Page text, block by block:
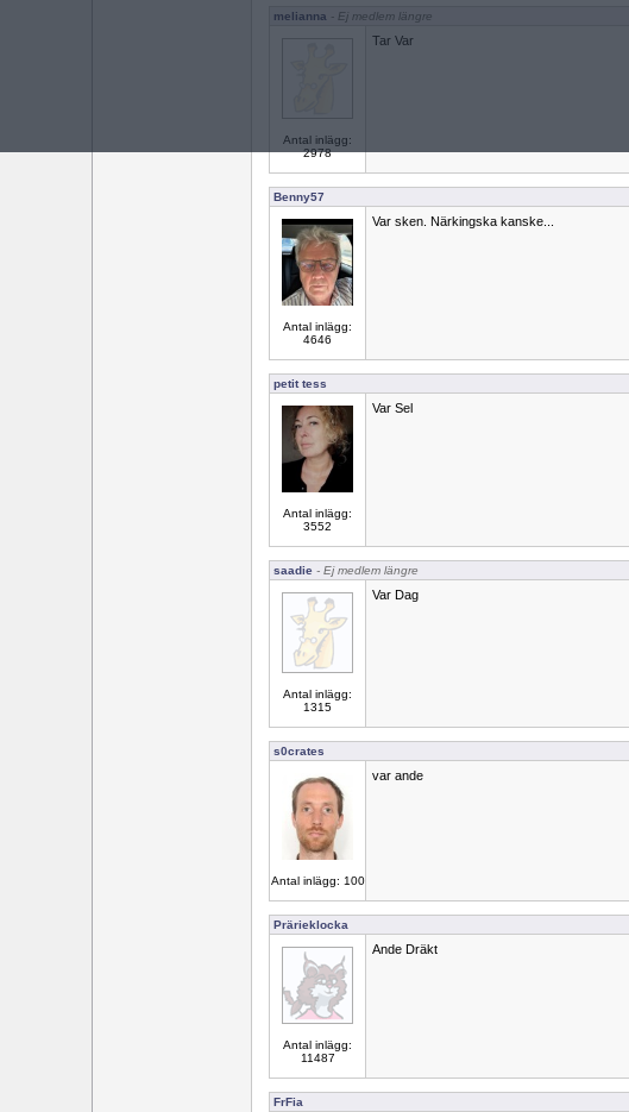
melianna - Ej medlem längre
Antal inlägg:
2978
Tar Var
Benny57
Antal inlägg:
4646
Var sken. Närkingska kanske...
petit tess
Antal inlägg:
3552
Var Sel
saadie - Ej medlem längre
Antal inlägg:
1315
Var Dag
s0crates
Antal inlägg: 100
var ande
Prärieklocka
Antal inlägg:
11487
Ande Dräkt
FrFia